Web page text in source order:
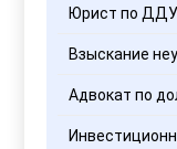
Юрист по ДДУ
Взыскание
Адвокат по